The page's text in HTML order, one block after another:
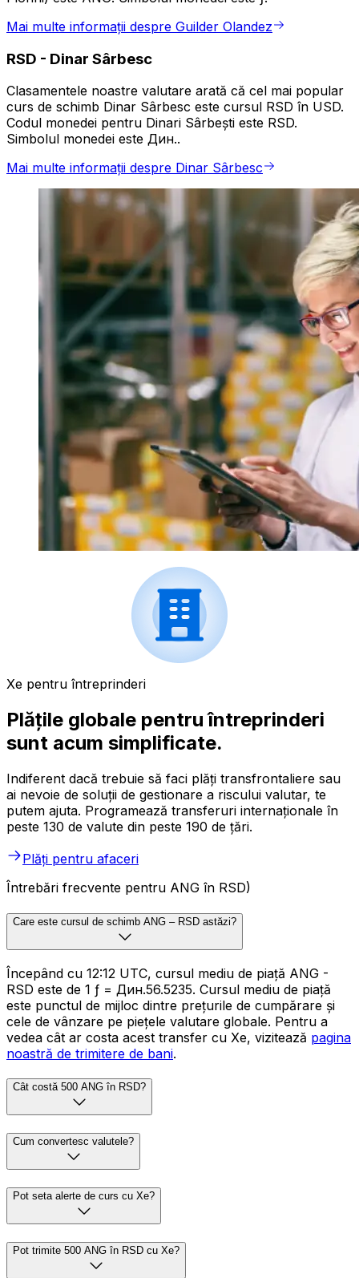
Mai multe informații despre Guilder Olandez
RSD - Dinar Sârbesc
Clasamentele noastre valutare arată că cel mai popular
curs de schimb Dinar Sârbesc este cursul RSD în USD.
Codul monedei pentru Dinari Sârbești este RSD.
Simbolul monedei este Дин..
Mai multe informații despre Dinar Sârbesc
Xe pentru întreprinderi
Plățile globale pentru întreprinderi
sunt acum simplificate.
Indiferent dacă trebuie să faci plăți transfrontaliere sau
ai nevoie de soluții de gestionare a riscului valutar, te
putem ajuta. Programează transferuri internaționale în
peste 130 de valute din peste 190 de țări.
Plăți pentru afaceri
Întrebări frecvente pentru ANG în RSD)
Care este cursul de schimb ANG – RSD astăzi?
Începând cu 12:12 UTC, cursul mediu de piață ANG -
RSD este de 1 ƒ = Дин.56.5235. Cursul mediu de piață
este punctul de mijloc dintre prețurile de cumpărare și
cele de vânzare pe piețele valutare globale. Pentru a
vedea cât ar costa acest transfer cu Xe, vizitează pagina
noastră de trimitere de bani.
Cât costă 500 ANG în RSD?
Cum convertesc valutele?
Pot seta alerte de curs cu Xe?
Pot trimite 500 ANG în RSD cu Xe?